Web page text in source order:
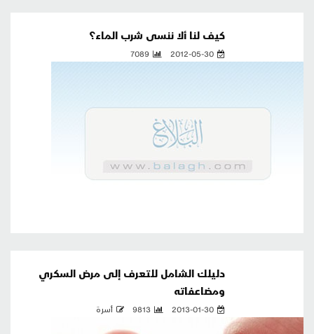
كيف لنا ألا ننسى شرب الماء؟
2012-05-30
7089
دليلك الشامل للتعرف إلى مرض السكري
ومضاعفاته
2013-01-30
9813 أسرة